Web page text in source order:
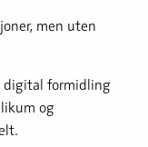
men uten
formidling
og